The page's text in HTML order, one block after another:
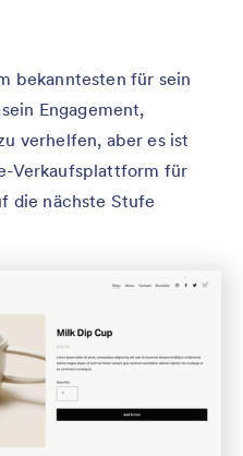
bekanntesten für sein
Engagement,
verhelfen, aber es ist
Verkaufsplattform für
die nächste Stufe